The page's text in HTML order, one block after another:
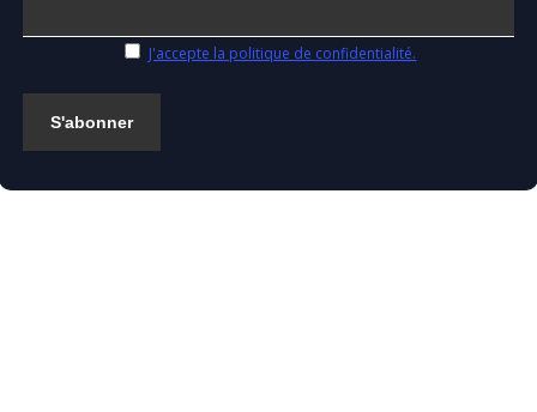
J'accepte la politique de confidentialité.